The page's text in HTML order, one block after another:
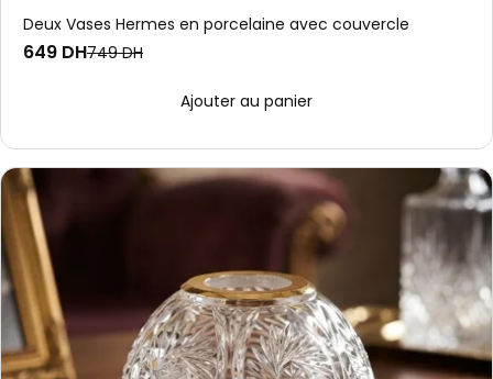
Deux Vases Hermes en porcelaine avec couvercle
649 DH749 DH